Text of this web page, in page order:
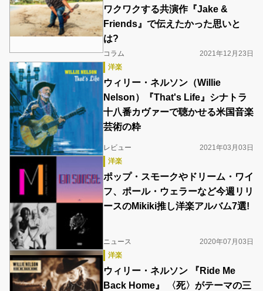
ワクワクする共演作『Jake &
Friends』で伝えたかった思いと
は?
コラム
2021年12月23日
洋楽
ウィリー・ネルソン（Willie
Nelson）『That's Life』シナトラ
十八番カヴァーで聴かせる米国音楽
芸術の粋
レビュー
2021年03月03日
洋楽
ポップ・スモークやドリーム・ワイ
フ、ポール・ウェラーなど今週リリ
ースのMikiki推し洋楽アルバム7選!
ニュース
2020年07月03日
洋楽
ウィリー・ネルソン 『Ride Me
Back Home』 〈死〉がテーマの三